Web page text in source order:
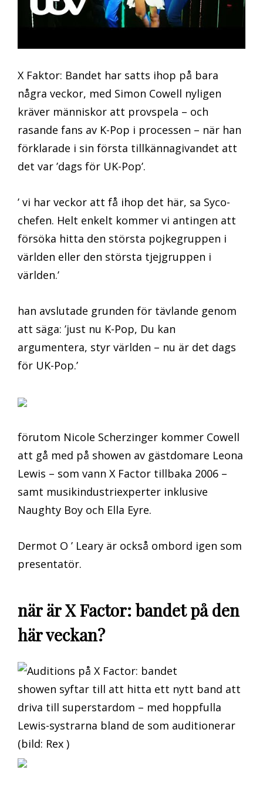
X Faktor: Bandet har satts ihop på bara
några veckor, med Simon Cowell nyligen
kräver människor att provspela – och
rasande fans av K-Pop i processen – när han
förklarade i sin första tillkännagivandet att
det var ’dags för UK-Pop’.
’ vi har veckor att få ihop det här, sa Syco-
chefen. Helt enkelt kommer vi antingen att
försöka hitta den största pojkegruppen i
världen eller den största tjejgruppen i
världen.’
han avslutade grunden för tävlande genom
att säga: ’just nu K-Pop, Du kan
argumentera, styr världen – nu är det dags
för UK-Pop.’
förutom Nicole Scherzinger kommer Cowell
att gå med på showen av gästdomare Leona
Lewis – som vann X Factor tillbaka 2006 –
samt musikindustriexperter inklusive
Naughty Boy och Ella Eyre.
Dermot O ’ Leary är också ombord igen som
presentatör.
när är X Factor: bandet på den
här veckan?
showen syftar till att hitta ett nytt band att
driva till superstardom – med hoppfulla
Lewis-systrarna bland de som auditionerar
(bild: Rex )